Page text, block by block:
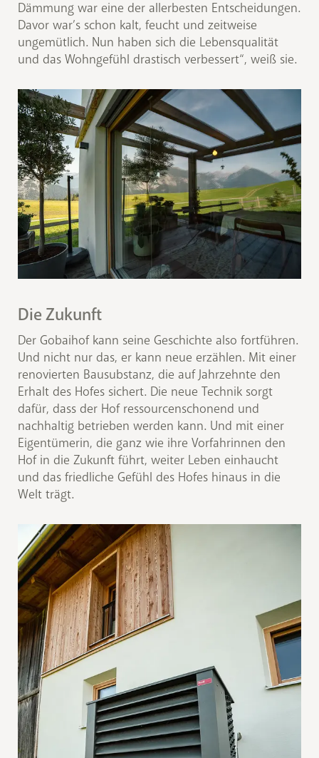
Dämmung war eine der allerbesten Entscheidungen.
Davor war’s schon kalt, feucht und zeitweise
ungemütlich. Nun haben sich die Lebensqualität
und das Wohngefühl drastisch verbessert“, weiß sie.
Die Zukunft
Der Gobaihof kann seine Geschichte also fortführen.
Und nicht nur das, er kann neue erzählen. Mit einer
renovierten Bausubstanz, die auf Jahrzehnte den
Erhalt des Hofes sichert. Die neue Technik sorgt
dafür, dass der Hof ressourcenschonend und
nachhaltig betrieben werden kann. Und mit einer
Eigentümerin, die ganz wie ihre Vorfahrinnen den
Hof in die Zukunft führt, weiter Leben einhaucht
und das friedliche Gefühl des Hofes hinaus in die
Welt trägt.